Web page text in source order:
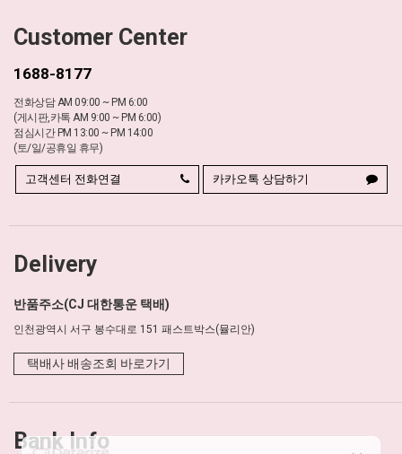
Customer Center
1688-8177
전화상담 AM 09:00 ~ PM 6:00
(게시판,카톡 AM 9:00 ~ PM 6:00)
점심시간 PM 13:00 ~ PM 14:00
(토/일/공휴일 휴무)
고객센터 전화연결 카카오톡 상담하기
Delivery
반품주소(CJ 대한통운 택배)
인천광역시 서구 봉수대로 151 패스트박스(뮬리안)
택배사 배송조회 바로가기
Bank Info